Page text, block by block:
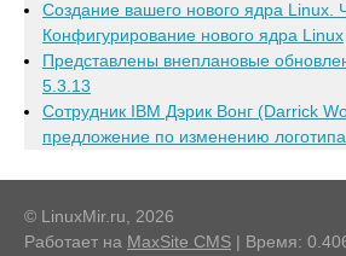
Создание вашего нового ядра Linux.
Конфигурирование нового ядра Linux
Представлены внеплановые
5.3.13
Сотрудник IBM Дэрик Вонг (Darrick
предложение по изменению
© LinuxMir.ru, 2026
Работает на MaxSite CMS | Время: